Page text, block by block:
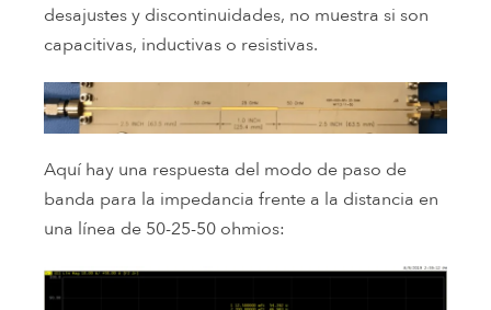
desajustes y discontinuidades, no muestra si son
capacitivas, inductivas o resistivas.
Aquí hay una respuesta del modo de paso de
banda para la impedancia frente a la distancia en
una línea de 50-25-50 ohmios: